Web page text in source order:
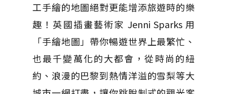
工手繪的地圖絕對更能增添旅遊時的樂
趣！英國插畫藝術家 Jenni Sparks 用
「手繪地圖」帶你暢遊世界上最繁忙、
也最千變萬化的大都會，從時尚的紐
約、浪漫的巴黎到熱情洋溢的雪梨等大